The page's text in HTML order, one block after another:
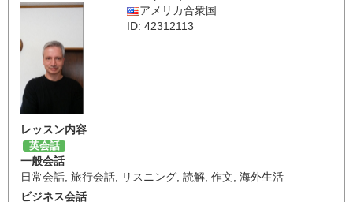
アメリカ合衆国
ID: 42312113
レッスン内容
英会話
一般会話
日常会話 旅行会話 リスニング 読解 作文 海外生活
ビジネス会話